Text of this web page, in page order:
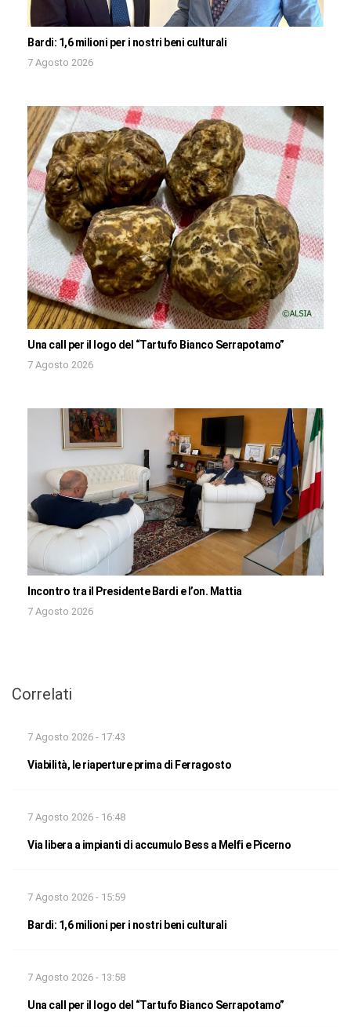
Bardi: 1,6 milioni per i nostri beni culturali
7 Agosto 2026
Una call per il logo del “Tartufo Bianco Serrapotamo”
7 Agosto 2026
Incontro tra il Presidente Bardi e l’on. Mattia
7 Agosto 2026
Correlati
7 Agosto 2026 - 17:43
Viabilità, le riaperture prima di Ferragosto
7 Agosto 2026 - 16:48
Via libera a impianti di accumulo Bess a Melfi e Picerno
7 Agosto 2026 - 15:59
Bardi: 1,6 milioni per i nostri beni culturali
7 Agosto 2026 - 13:58
Una call per il logo del “Tartufo Bianco Serrapotamo”